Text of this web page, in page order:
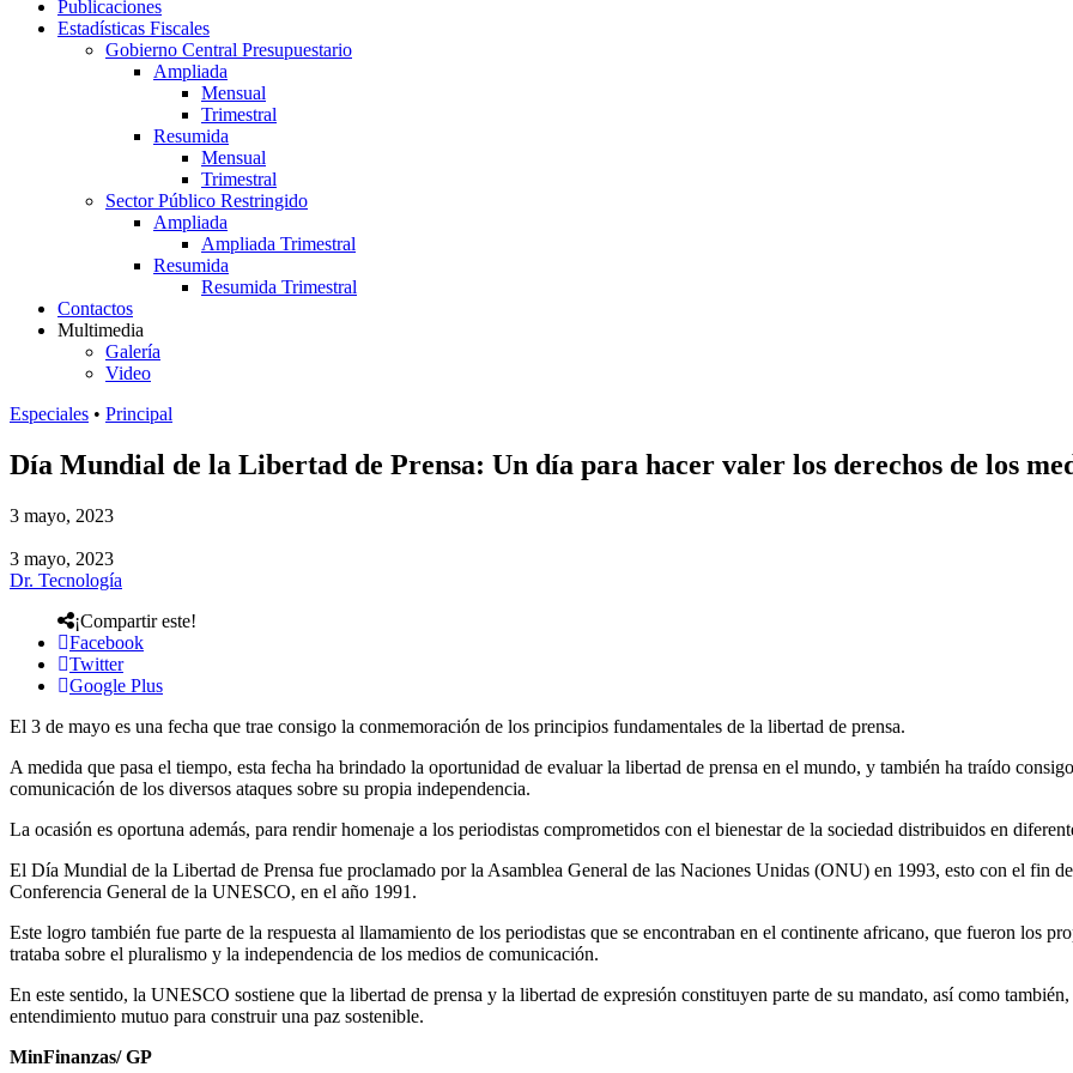
Publicaciones
Estadísticas Fiscales
Gobierno Central Presupuestario
Ampliada
Mensual
Trimestral
Resumida
Mensual
Trimestral
Sector Público Restringido
Ampliada
Ampliada Trimestral
Resumida
Resumida Trimestral
Contactos
Multimedia
Galería
Video
Especiales • Principal
Día Mundial de la Libertad de Prensa: Un día para hacer valer los derechos de los
3 mayo, 2023
3 mayo, 2023
Dr. Tecnología
¡Compartir este!
Facebook
Twitter
Google Plus
El 3 de mayo es una fecha que trae consigo la conmemoración de los principios fundamentales de la libertad de prensa.
A medida que pasa el tiempo, esta fecha ha brindado la oportunidad de evaluar la libertad de prensa en el mundo, y también ha traído
comunicación de los diversos ataques sobre su propia independencia.
La ocasión es oportuna además, para rendir homenaje a los periodistas comprometidos con el bienestar de la sociedad distribuidos en
El Día Mundial de la Libertad de Prensa fue proclamado por la Asamblea General de las Naciones Unidas (ONU) en 1993, esto con el fin
Conferencia General de la UNESCO, en el año 1991.
Este logro también fue parte de la respuesta al llamamiento de los periodistas que se encontraban en el continente africano, que fueron los
trataba sobre el pluralismo y la independencia de los medios de comunicación.
En este sentido, la UNESCO sostiene que la libertad de prensa y la libertad de expresión constituyen parte de su mandato, así como
entendimiento mutuo para construir una paz sostenible.
MinFinanzas/ GP